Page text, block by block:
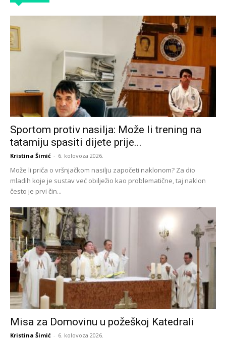
Sportom protiv nasilja: Može li trening na
tatamiju spasiti dijete prije...
Kristina Šimić - 6. kolovoza 2026.
Može li priča o vršnjačkom nasilju započeti naklonom? Za dio
mladih koje je sustav već obilježio kao problematične, taj naklon
često je prvi čin...
Misa za Domovinu u požeškoj Katedrali
Kristina Šimić - 6. kolovoza 2026.